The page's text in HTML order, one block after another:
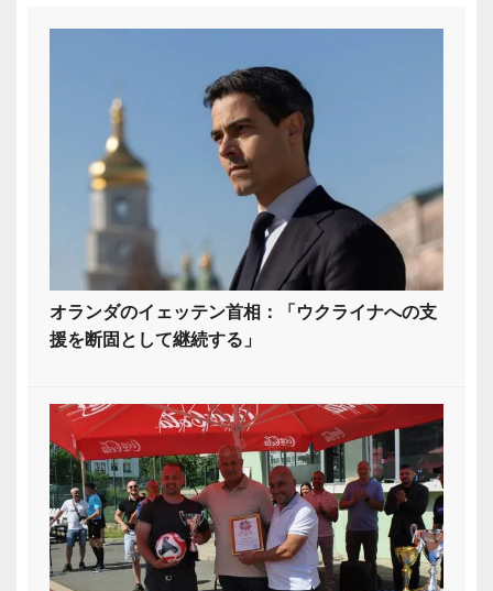
オランダのイェッテン首相：「ウクライナへの支
援を断固として継続する」